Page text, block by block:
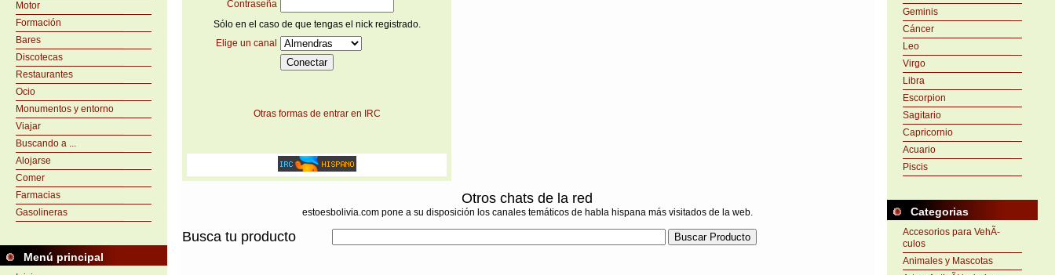
Motor
Formación
Bares
Discotecas
Restaurantes
Ocio
Monumentos y entorno
Viajar
Buscando a ...
Alojarse
Comer
Farmacias
Gasolineras
Menú principal
Contraseña
Sólo en el caso de que tengas el nick registrado.
Elige un canal
Otras formas de entrar en IRC
Otros chats de la red
estoesbolivia.com pone a su disposición los canales temáticos de habla hispana más visitados de la web.
Busca tu producto
Geminis
Cáncer
Leo
Virgo
Libra
Escorpion
Sagitario
Capricornio
Acuario
Piscis
Categorias
Accesorios para VehÃ­
culos
Animales y Mascotas